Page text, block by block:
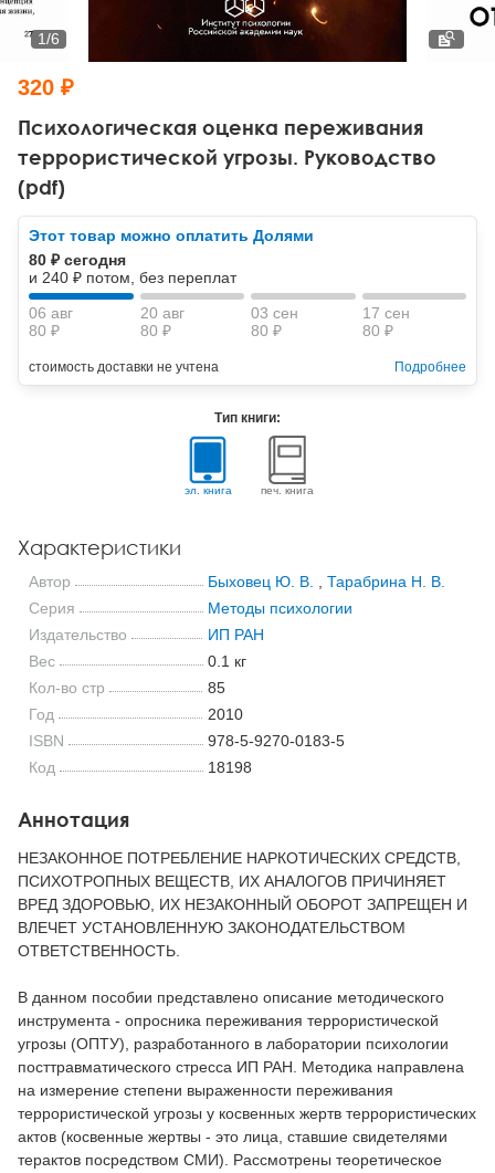
Тревожные расстройства, панические атаки
Психодрама
Другие направления психотерапии
Классический, эриксоновский гипноз и НЛП
НЛП
Психология труда и эргономика
Социальная психология
Социальная и организационная психология
Классический и юнгианский психоанализ
Психологическая оценка переживания
террористической угрозы. Руководство
(pdf)
1/6
320 ₽
Этот товар можно оплатить Долями
80 ₽ сегодня
и 240 ₽ потом, без переплат
06 авг
80 ₽
20 авг
80 ₽
03 сен
80 ₽
17 сен
80 ₽
стоимость доставки не учтена Подробнее
Тип книги:
эл. книга печ. книга
Характеристики
Автор Быховец Ю. В.
Тарабрина Н. В.
Серия
Методы психологии
Издательство
ИП РАН
Вес
0.1 кг
Кол-во стр
85
Год
2010
ISBN
978-5-9270-0183-5
Код
18198
Аннотация
НЕЗАКОННОЕ ПОТРЕБЛЕНИЕ НАРКОТИЧЕСКИХ СРЕДСТВ,
ПСИХОТРОПНЫХ ВЕЩЕСТВ, ИХ АНАЛОГОВ ПРИЧИНЯЕТ
ВРЕД ЗДОРОВЬЮ, ИХ НЕЗАКОННЫЙ ОБОРОТ ЗАПРЕЩЕН И
ВЛЕЧЕТ УСТАНОВЛЕННУЮ ЗАКОНОДАТЕЛЬСТВОМ
ОТВЕТСТВЕННОСТЬ.
В данном пособии представлено описание методического
инструмента - опросника переживания террористической
угрозы (ОПТУ), разработанного в лаборатории психологии
посттравматического стресса ИП РАН. Методика направлена
на измерение степени выраженности переживания
террористической угрозы у косвенных жертв террористических
актов (косвенные жертвы - это лица, ставшие свидетелями
терактов посредством СМИ). Рассмотрены теоретическое